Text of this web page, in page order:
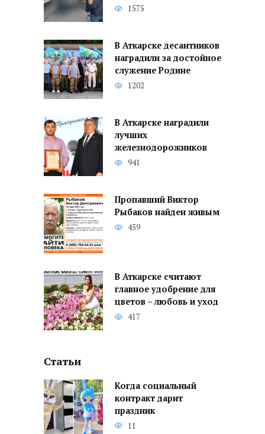
1575
В Аткарске десантников
наградили за достойное
служение Родине
1202
В Аткарске наградили
лучших
железнодорожников
941
Пропавший Виктор
Рыбаков найден живым
459
В Аткарске считают
главное удобрение для
цветов – любовь и уход
417
Статьи
Когда социальный
контракт дарит
праздник
11